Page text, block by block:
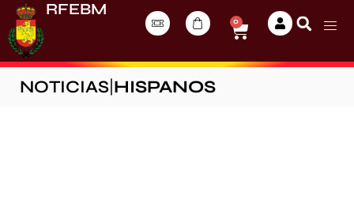
RFEBM
0
NOTICIAS HISPANOS